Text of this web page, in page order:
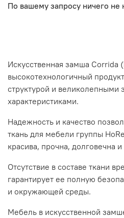
По вашему запросу ничего не
Искусственная замша Corrida
высокотехнологичный
структурой и великолепными
характеристиками.
Надежность и качество
ткань для мебели группы
красива, прочна, долговечна
Отсутствие в составе ткани
гарантирует ее полную
и окружающей среды.
Мебель в искусственной